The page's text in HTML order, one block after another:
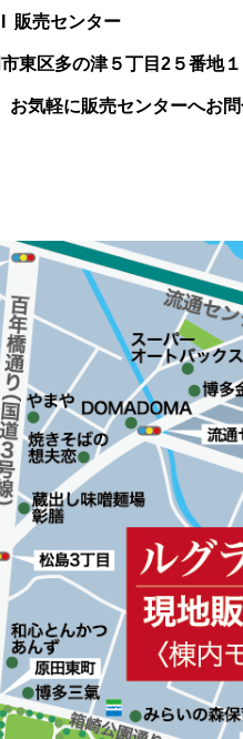
販売センター
東区多の津５丁目2５番地１
気軽に販売センターへお問